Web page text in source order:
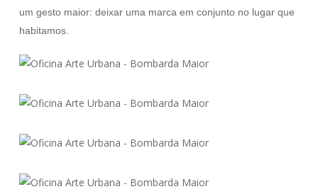
um gesto maior: deixar uma marca em conjunto no lugar que
habitamos.